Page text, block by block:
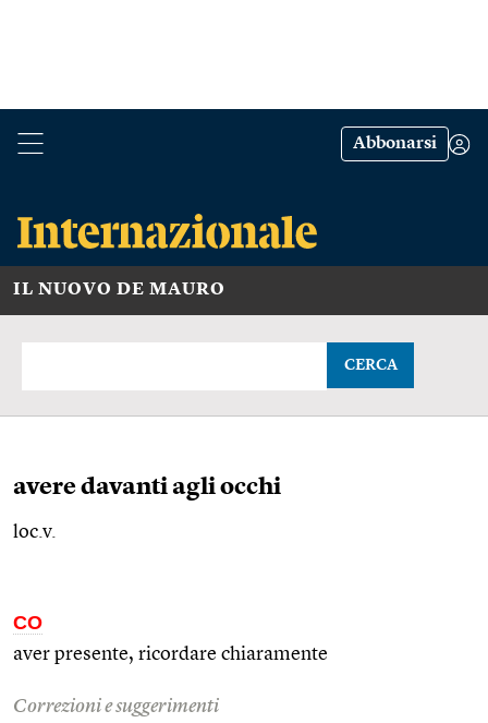
Abbonarsi
IL NUOVO DE MAURO
CERCA
avere davanti agli occhi
loc.v.
CO
aver presente, ricordare chiaramente
Correzioni e suggerimenti